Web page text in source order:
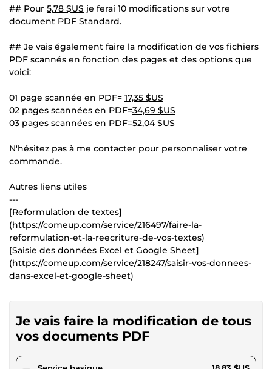
## Pour 5,78 $US je ferai 10 modifications sur votre
document PDF Standard.
## Je vais également faire la modification de vos fichiers
PDF scannés en fonction des pages et des options que
voici:
01 page scannée en PDF= 17,35 $US
02 pages scannées en PDF=34,69 $US
03 pages scannées en PDF=52,04 $US
N'hésitez pas à me contacter pour personnaliser votre
commande.
Autres liens utiles
---
[Reformulation de textes]
(https://comeup.com/service/216497/faire-la-
reformulation-et-la-reecriture-de-vos-textes)
[Saisie des données Excel et Google Sheet]
(https://comeup.com/service/218247/saisir-vos-donnees-
dans-excel-et-google-sheet)
Je vais faire la modification de tous
vos documents PDF